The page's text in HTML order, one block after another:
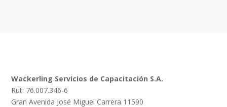
Wackerling Servicios de Capacitación S.A.
Rut: 76.007.346-6
Gran Avenida José Miguel Carrera 11590